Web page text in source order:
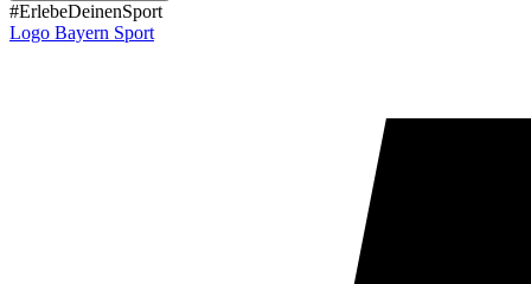
#ErlebeDeinenSport
Logo Bayern Sport